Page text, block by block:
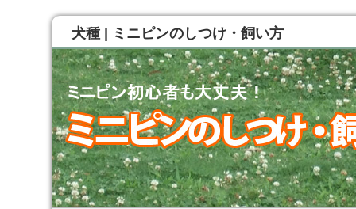
犬種 | ミニピンのしつけ・飼い方